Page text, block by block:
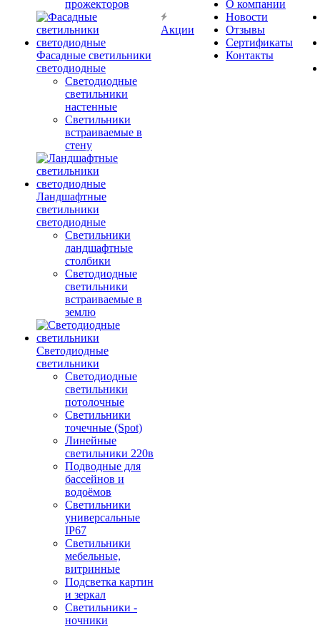
прожекторов
Фасадные светильники
светодиодные
Светодиодные
светильники
настенные
Светильники
встраиваемые в
стену
Ландшафтные
светильники
светодиодные
Светильники
ландшафтные
столбики
Светодиодные
светильники
встраиваемые в
землю
Светодиодные
светильники
Светодиодные
светильники
потолочные
Светильники
точечные (Spot)
Линейные
светильники 220в
Подводные для
бассейнов и
водоёмов
Светильники
универсальные
IP67
Светильники
мебельные,
витринные
Подсветка картин
и зеркал
Светильники -
ночники
Акции
О компании
Новости
Отзывы
Сертификаты
Контакты